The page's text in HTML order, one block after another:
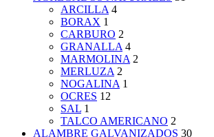
ARCILLA 4
BORAX 1
CARBURO 2
GRANALLA 4
MARMOLINA 2
MERLUZA 2
NOGALINA 1
OCRES 12
SAL 1
TALCO AMERICANO 2
ALAMBRE GALVANIZADOS 30